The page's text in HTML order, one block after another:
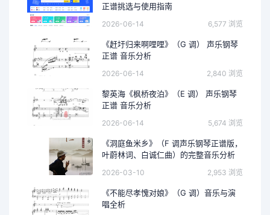
正谱挑选与使用指南
2026-06-14 6,577 浏览
《赶圩归来啊哩哩》（G 调） 声乐钢琴
正谱 音乐分析
2026-06-14 2,840 浏览
黎英海《枫桥夜泊》（E 调） 声乐钢琴
正谱 音乐分析
2026-06-14 5,674 浏览
《洞庭鱼米乡》（F 调声乐钢琴正谱版，
叶蔚林词、白诚仁曲）的完整音乐分析
2026-03-10 2,953 浏览
《不能尽孝愧对娘》（G 调）音乐与演
唱全析